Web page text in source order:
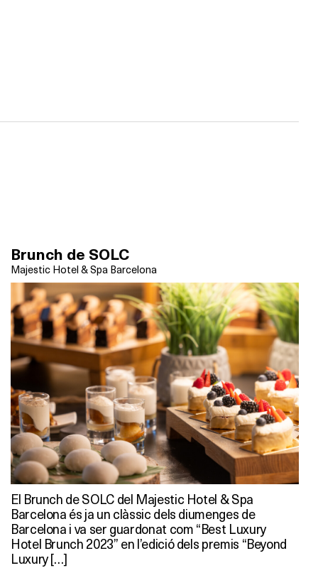
Brunch de SOLC
Majestic Hotel & Spa Barcelona
El Brunch de SOLC del Majestic Hotel & Spa
Barcelona és ja un clàssic dels diumenges de
Barcelona i va ser guardonat com “Best Luxury
Hotel Brunch 2023” en l’edició dels premis “Beyond
Luxury […]